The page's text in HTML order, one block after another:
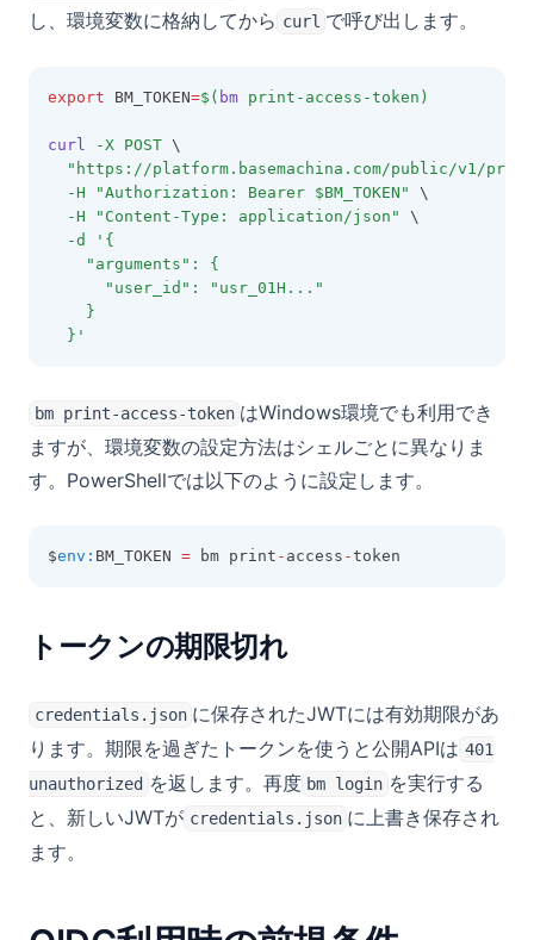
し、環境変数に格納してから curl で呼び出します。
export BM_TOKEN=$( bm print-access-token )
curl -X POST \
"https://platform.basemachina.com/public/v1/
-H
"Authorization: Bearer $BM_TOKEN"
\
-H
"Content-Type: application/json"
\
-d
'{
    "arguments": {
      "user_id": "usr_01H..."
    }
  }'
bm print-access-token はWindows環境でも利用でき
ますが、環境変数の設定方法はシェルごとに異なりま
す。PowerShellでは以下のように設定します。
$env: BM_TOKEN = bm print - access -token
トークンの期限切れ
credentials.json に保存されたJWTには有効期限があ
ります。期限を過ぎたトークンを使うと公開APIは 401
unauthorized を返します。再度 bm login を実行する
と、新しいJWTが credentials.json に上書き保存され
ます。